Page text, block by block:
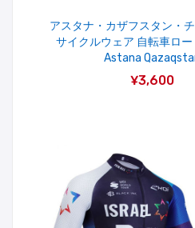
アスタナ・カザフスタン・
サイクルウェア 自転車ロ
Astana
¥3,600